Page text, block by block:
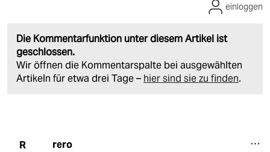
Die Kommentarfunktion unter diesem Artikel ist
geschlossen.
Wir öffnen die Kommentarspalte bei ausgewählten
Artikeln für etwa drei Tage – hier sind sie zu finden.
einloggen
R rero